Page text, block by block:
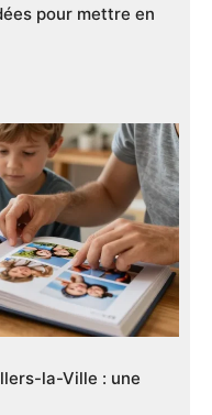
pour mettre en
la-Ville : une